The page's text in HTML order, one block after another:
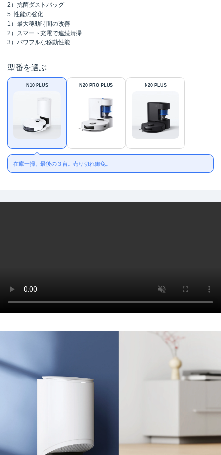
2）抗菌ダストバッグ
5. 性能の強化
1）最大稼動時間の改善
2）スマート充電で連続清掃
3）パワフルな移動性能
型番を選ぶ
N10 PLUS N20 PRO PLUS N20 PLUS
在庫一掃。最後の３台。売り切れ御免。